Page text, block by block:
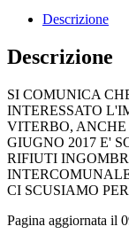
Descrizione
Descrizione
SI COMUNICA
INTERESSATO
VITERBO,
GIUGNO 2017 E'
RIFIUTI
CI SCUSIAMO
Pagina aggiornata il